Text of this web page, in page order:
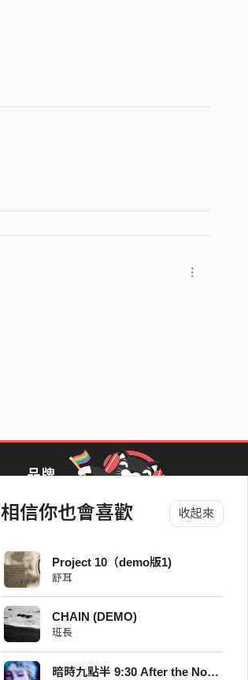
相信你也會喜歡 收起來
Project 10（demo版1)
舒耳
CHAIN (DEMO)
班長
暗時九點半 9:30 After the Noise Remix
品牌
StreetVoice Awards 街聲音樂獎
Blow 吹音樂
Packer 派歌
SimpleLife 簡單生活節
ParkPark Carnival
一起比 YEAH 吧